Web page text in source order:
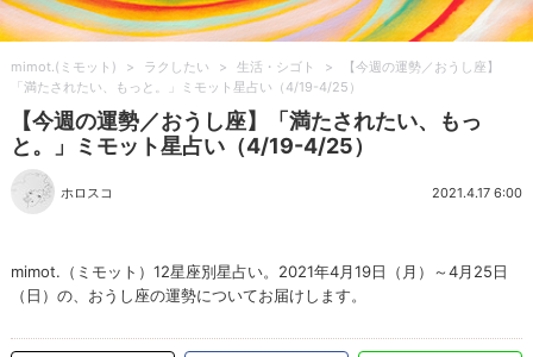
mimot.(ミモット) > ラクしたい > 生活・シゴト >
【今週の運勢／おうし座】
「満たされたい、もっと。」ミモット星占い（4/19-4/25）
【今週の運勢／おうし座】「満たされたい、もっ
と。」ミモット星占い（4/19-4/25）
ホロスコ 2021.4.17 6:00
mimot.（ミモット）12星座別星占い。2021年4月19日（月）～4月25日
（日）の、おうし座の運勢についてお届けします。